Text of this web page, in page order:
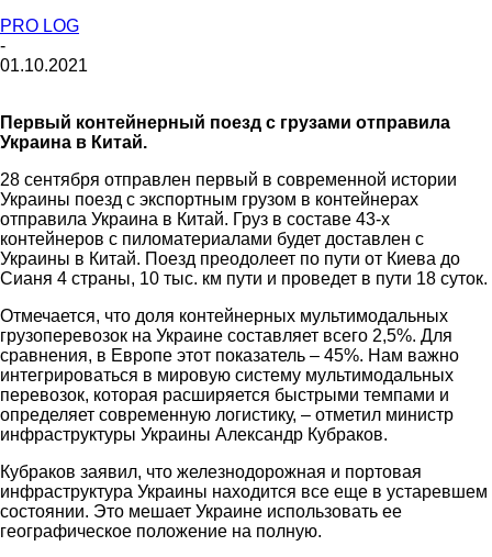
PRO LOG
-
01.10.2021
Первый контейнерный поезд с грузами отправила
Украина в Китай.
28 сентября отправлен первый в современной истории
Украины поезд с экспортным грузом в контейнерах
отправила Украина в Китай. Груз в составе 43-х
контейнеров с пиломатериалами будет доставлен с
Украины в Китай. Поезд преодолеет по пути от Киева до
Сианя 4 страны, 10 тыс. км пути и проведет в пути 18 суток.
Отмечается, что доля контейнерных мультимодальных
грузоперевозок на Украине составляет всего 2,5%. Для
сравнения, в Европе этот показатель – 45%. Нам важно
интегрироваться в мировую систему мультимодальных
перевозок, которая расширяется быстрыми темпами и
определяет современную логистику, – отметил министр
инфраструктуры Украины Александр Кубраков.
Кубраков заявил, что железнодорожная и портовая
инфраструктура Украины находится все еще в устаревшем
состоянии. Это мешает Украине использовать ее
географическое положение на полную.